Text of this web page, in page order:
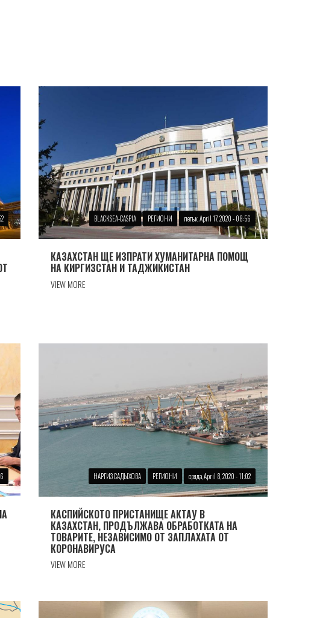
BLACKSEA-CASPIA РЕГИОНИ петък, April 17, 2020 - 08:56
КАЗАХСТАН ЩЕ ИЗПРАТИ ХУМАНИТАРНА ПОМОЩ
НА КИРГИЗСТАН И ТАДЖИКИСТАН
VIEW MORE
НАРГИЗ САДЫХОВА РЕГИОНИ сряда, April 8, 2020 - 11:02
КАСПИЙСКОТО ПРИСТАНИЩЕ АКТАУ В
КАЗАХСТАН, ПРОДЪЛЖАВА ОБРАБОТКАТА НА
ТОВАРИТЕ, НЕЗАВИСИМО ОТ ЗАПЛАХАТА ОТ
КОРОНАВИРУСА
VIEW MORE